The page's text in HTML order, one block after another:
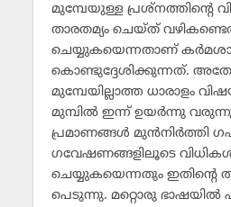
മുമ്പേയുള്ള പ്രശ്നത്തിന്റെ
താരതമ്യം ചെയ്ത്
ചെയ്യുകയെന്നതാണ്
കൊണ്ടുദ്ദേശിക്കുന്നത്.
മുമ്പേയില്ലാത്ത ധാരാളം
മുമ്പില്‍ ഇന്ന് ഉയര്‍ന്നു
പ്രമാണങ്ങള്‍ മുന്‍നിര്‍ത്തി
ഗവേഷണങ്ങളിലൂടെ വിധികള്‍
ചെയ്യുകയെന്നതും ഇതിന്റെ
പെടുന്നു. മറ്റൊരു